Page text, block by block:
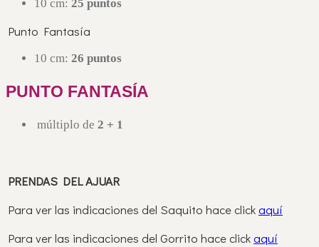
10 cm: 25 puntos
Punto Fantasía
10 cm: 26 puntos
PUNTO FANTASÍA
múltiplo de 2 + 1
PRENDAS DEL AJUAR
Para ver las indicaciones del Saquito hace clickaquí
Para ver las indicaciones del Gorrito hace clickaquí